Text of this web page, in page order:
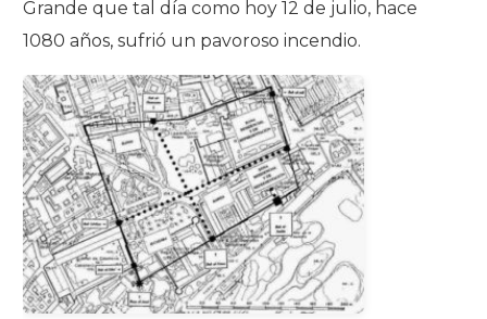
Grande que tal día como hoy 12 de julio, hace
1080 años, sufrió un pavoroso incendio.